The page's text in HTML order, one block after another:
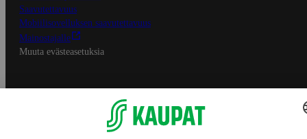
Saavutettavuus
Mobiilisovelluksen saavutettavuus
Mainostajalle
Muuta evästeasetuksia
S-ryhmän palvelut